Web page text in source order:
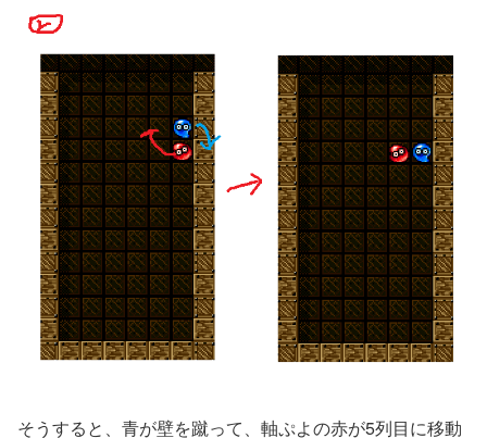
そうすると、青が壁を蹴って、軸ぷよの赤が5列目に移動